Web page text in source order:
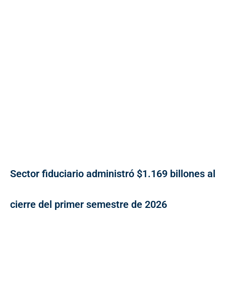
Sector fiduciario administró $1.169 billones al
cierre del primer semestre de 2026